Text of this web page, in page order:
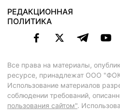
РЕДАКЦИОННАЯ
ПОЛИТИКА
Все права на материалы,
ресурсе, принадлежат ООО
Использование материалов
соблюдении требований,
пользования сайтом".